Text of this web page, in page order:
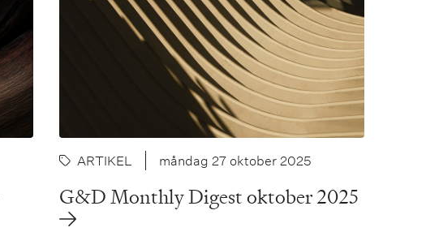
ARTIKEL måndag 27 oktober 2025
G&D Monthly Digest oktober 2025